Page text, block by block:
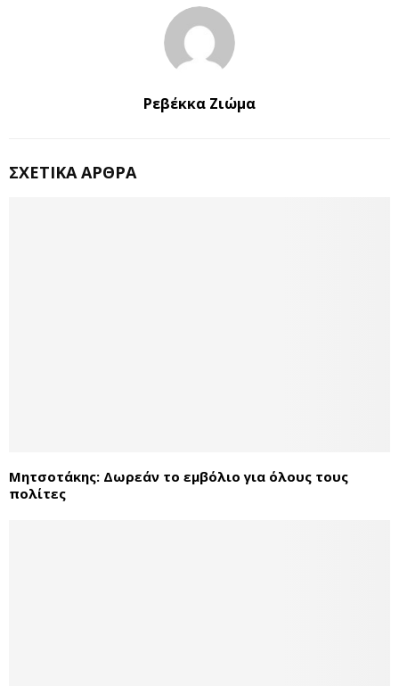
Ρεβέκκα Ζιώμα
ΣΧΕΤΙΚΆ ΆΡΘΡΑ
Μητσοτάκης: Δωρεάν το εμβόλιο για όλους τους
πολίτες